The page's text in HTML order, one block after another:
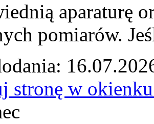
aparaturę
pomiarów.
stronę w